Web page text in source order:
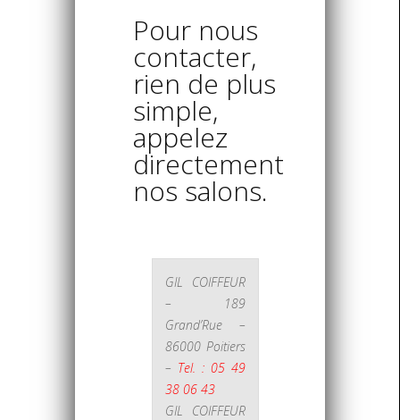
Pour nous
contacter,
rien de plus
simple,
appelez
directement
nos salons.
GIL COIFFEUR
– 189
Grand’Rue –
86000 Poitiers
– Tel. : 05 49
38 06 43
GIL COIFFEUR